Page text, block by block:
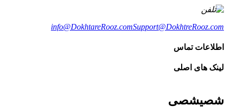
info@DokhtareRooz.comSupport@DokhtreRooz.com
اطلاعات تماس
لینک های اصلی
شصیشصی